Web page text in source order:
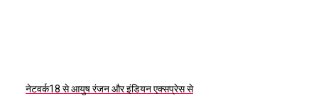
नेटवर्क18 से आयुष रंजन और इंडियन एक्सप्रेस से